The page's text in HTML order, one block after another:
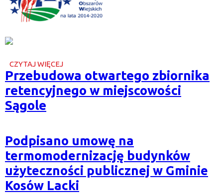
CZYTAJ WIĘCEJ
O
PRZEBUDOWA
OTWARTEGO
ZBIORNIKA
RETENCYJNEGO
W
Przebudowa otwartego zbiornika
retencyjnego w miejscowości
Sągole
Podpisano umowę na
termomodernizację budynków
użyteczności publicznej w Gminie
Kosów Lacki